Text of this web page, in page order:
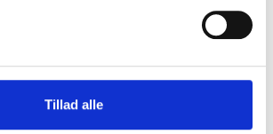
Tillad alle